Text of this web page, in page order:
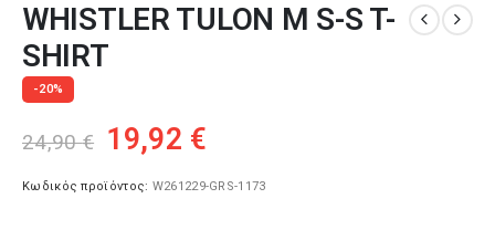
WHISTLER TULON M S-S T-
SHIRT
-20%
24,90€ Original
was:
19,92 €
τιμή
Κωδικός προϊόντος: W261229-GRS-1173